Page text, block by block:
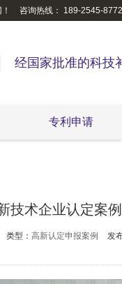
咨询热线： 189-2545-8772
经国家批准的科技
专利申请
技术企业认定案
类型： 高新认定申报案例 发